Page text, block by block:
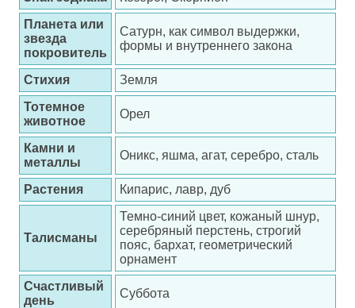
Планета или
звезда
покровитель
Сатурн, как символ выдержки,
формы и внутреннего закона
Стихия
Земля
Тотемное
животное
Орел
Камни и
металлы
Оникс, яшма, агат, серебро, сталь
Растения Кипарис, лавр, дуб
Талисманы
Темно-синий цвет, кожаный шнур,
серебряный перстень, строгий
пояс, бархат, геометрический
орнамент
Счастливый
день
Суббота